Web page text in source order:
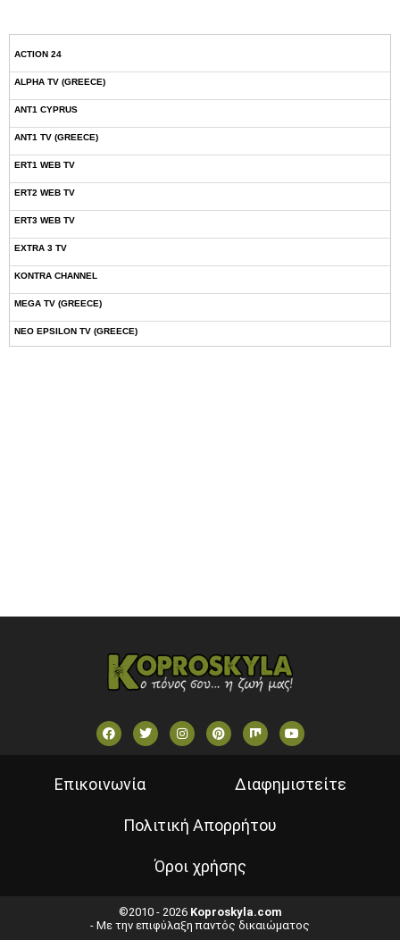
ACTION 24
ALPHA TV (GREECE)
ANT1 CYPRUS
ANT1 TV (GREECE)
ERT1 WEB TV
ERT2 WEB TV
ERT3 WEB TV
EXTRA 3 TV
KONTRA CHANNEL
MEGA TV (GREECE)
NEO EPSILON TV (GREECE)
Επικοινωνία Διαφημιστείτε
Πολιτική Απορρήτου
Όροι χρήσης
©2010 - 2026 Koproskyla.com
- Με την επιφύλαξη παντός δικαιώματος